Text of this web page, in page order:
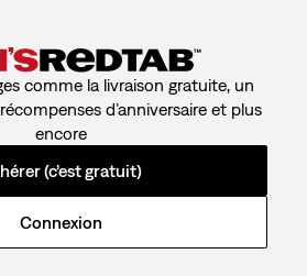
comme la livraison gratuite, un
d’anniversaire et plus
encore
(c’est gratuit)
Connexion